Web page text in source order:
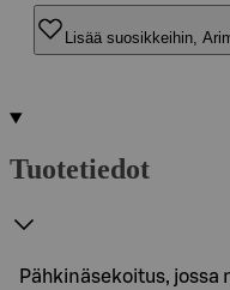
Lisää suosikkeihin,
Tuotetiedot
Pähkinäsekoitus, jossa